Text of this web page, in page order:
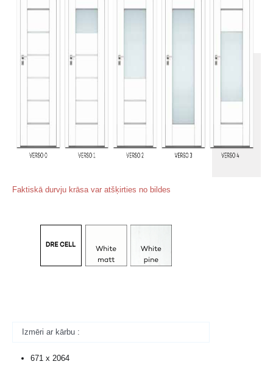
Faktiskā durvju krāsa var atšķirties no bildes
Izmēri ar kārbu :
671 x 2064